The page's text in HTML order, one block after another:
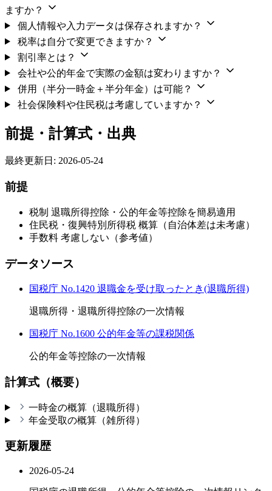
ますか？
個人情報や入力データは保存されますか？
税率は自分で変更できますか？
割引率とは？
会社や公的年金で実際の金額は変わりますか？
併用（半分一時金＋半分年金）は可能？
社会保険料や住民税は考慮していますか？
前提・計算式・出典
最終更新日: 2026-05-24
前提
税制 退職所得控除・公的年金等控除を簡易適用
住民税・復興特別所得税 概算（自治体差は未考慮）
手数料 考慮しない（参考値）
データソース
国税庁 No.1420 退職金を受け取ったとき(退職所得)
退職所得・退職所得控除の一次情報
国税庁 No.1600 公的年金等の課税関係
公的年金等控除の一次情報
計算式（概要）
一時金の概算（退職所得）
年金受取の概算（雑所得）
更新履歴
2026-05-24